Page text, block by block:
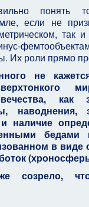
понять
если не
так
Их роли прямо
не
как
наводнения,
наличие
бедами
в виде
созрело,